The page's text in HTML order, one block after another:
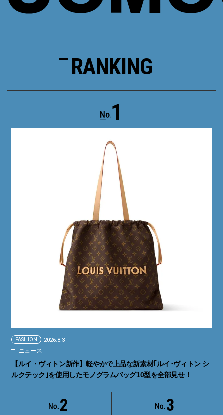
RANKING
1
FASHION 2026.8.3
ニュース
【ルイ・ヴィトン新作】軽やかで上品な新素材｢ルイ･ヴィトン シ
ルクテック｣を使用したモノグラムバッグ10型を全部見せ！
2 3